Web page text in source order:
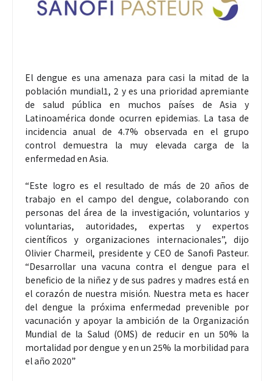
El dengue es una amenaza para casi la mitad de la
población mundial1, 2 y es una prioridad apremiante
de salud pública en muchos países de Asia y
Latinoamérica donde ocurren epidemias. La tasa de
incidencia anual de 4.7% observada en el grupo
control demuestra la muy elevada carga de la
enfermedad en Asia.
“Este logro es el resultado de más de 20 años de
trabajo en el campo del dengue, colaborando con
personas del área de la investigación, voluntarios y
voluntarias, autoridades, expertas y expertos
científicos y organizaciones internacionales”, dijo
Olivier Charmeil, presidente y CEO de Sanofi Pasteur.
“Desarrollar una vacuna contra el dengue para el
beneficio de la niñez y de sus padres y madres está en
el corazón de nuestra misión. Nuestra meta es hacer
del dengue la próxima enfermedad prevenible por
vacunación y apoyar la ambición de la Organización
Mundial de la Salud (OMS) de reducir en un 50% la
mortalidad por dengue y en un 25% la morbilidad para
el año 2020”